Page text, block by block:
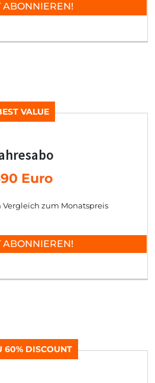
ABONNIEREN!
VALUE
Euro
Vergleich zum Monatspreis
ABONNIEREN!
60% DISCOUNT